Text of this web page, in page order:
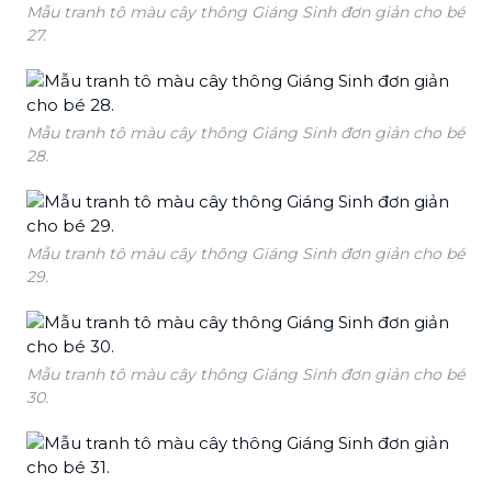
Mẫu tranh tô màu cây thông Giáng Sinh đơn giản cho bé
27.
Mẫu tranh tô màu cây thông Giáng Sinh đơn giản cho bé
28.
Mẫu tranh tô màu cây thông Giáng Sinh đơn giản cho bé
29.
Mẫu tranh tô màu cây thông Giáng Sinh đơn giản cho bé
30.